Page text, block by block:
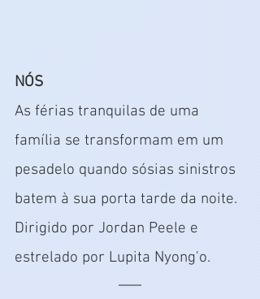
NÓS
As férias tranquilas de uma
família se transformam em um
pesadelo quando sósias sinistros
batem à sua porta tarde da noite.
Dirigido por Jordan Peele e
estrelado por Lupita Nyong'o.